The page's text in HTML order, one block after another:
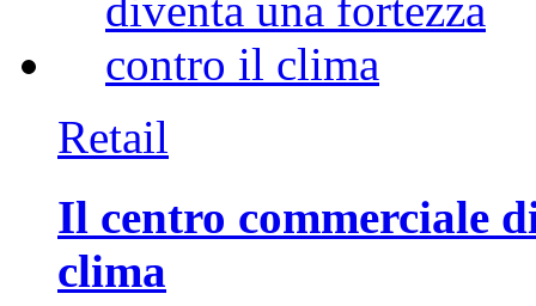
Retail
Il centro commerciale
clima